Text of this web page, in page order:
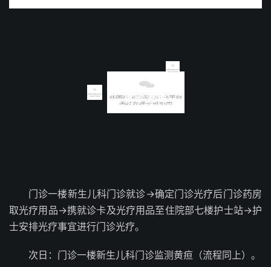
就诊流程
门诊一楼新生儿科门诊就诊→确定门诊光疗后门诊药房
取光疗用品→携就诊卡及光疗用品至住院部七楼护士站→护
士安排光疗事宜进行门诊光疗。
次日：门诊一楼新生儿科门诊监测黄疸（流程同上）。